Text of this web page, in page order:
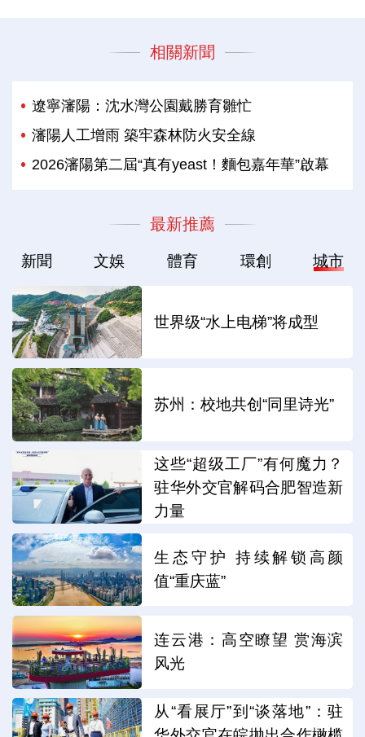
相關新聞
遼寧瀋陽：沈水灣公園戴勝育雛忙
瀋陽人工增雨 築牢森林防火安全線
2026瀋陽第二屆“真有yeast！麵包嘉年華”啟幕
最新推薦
新聞 文娛 體育 環創 城市
世界级“水上电梯”将成型
苏州：校地共创“同里诗光”
这些“超级工厂”有何魔力？
驻华外交官解码合肥智造新
力量
生态守护 持续解锁高颜
值“重庆蓝”
连云港：高空瞭望 赏海滨
风光
从“看展厅”到“谈落地”：驻